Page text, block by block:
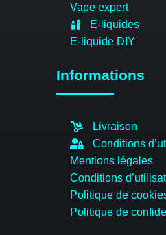
Vape expert
E-liquides
E-liquide DIY
Informations
Livraison
Conditions
Mentions légales
Conditions
Politique de
Politique de